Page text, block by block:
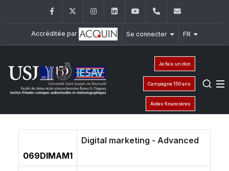
FacebookTwitter InstagramLinkedInYouTube+961 (1) 421 530
Accréditée par Se connecter FR
Je fais un don
Campagne 150 ans
Aides financières
069DIMAM1
Digital marketing - Advanced